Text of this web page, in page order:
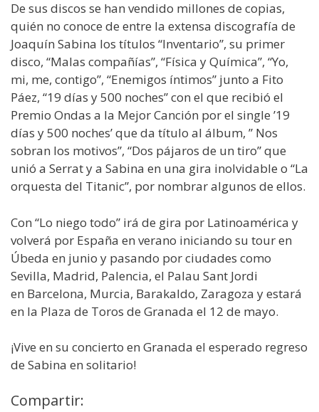
De sus discos se han vendido millones de copias,
quién no conoce de entre la extensa discografía de
Joaquín Sabina los títulos “Inventario”, su primer
disco, “Malas compañías”, “Física y Química”, “Yo,
mi, me, contigo”, “Enemigos íntimos” junto a Fito
Páez, “19 días y 500 noches” con el que recibió el
Premio Ondas a la Mejor Canción por el single ’19
días y 500 noches’ que da título al álbum, ” Nos
sobran los motivos”, “Dos pájaros de un tiro” que
unió a Serrat y a Sabina en una gira inolvidable o “La
orquesta del Titanic”, por nombrar algunos de ellos.
Con “Lo niego todo” irá de gira por Latinoamérica y
volverá por España en verano iniciando su tour en
Úbeda en junio y pasando por ciudades como
Sevilla, Madrid, Palencia, el Palau Sant Jordi
en Barcelona, Murcia, Barakaldo, Zaragoza y estará
en la Plaza de Toros de Granada el 12 de mayo.
¡Vive en su concierto en Granada el esperado regreso
de Sabina en solitario!
Compartir: